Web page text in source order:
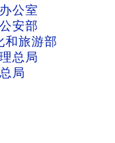
公室
安部
和旅游部
总局
局